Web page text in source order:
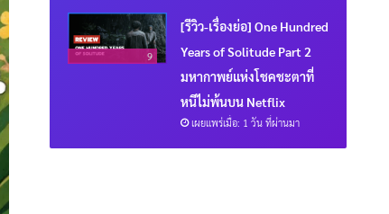
9
[รีวิว-เรื่องย่อ] One Hundred
Years of Solitude Part 2
มหากาพย์แห่งโชคชะตาที่
หนีไม่พ้นบน Netflix
เผยแพร่เมื่อ: 1 วัน ที่ผ่านมา